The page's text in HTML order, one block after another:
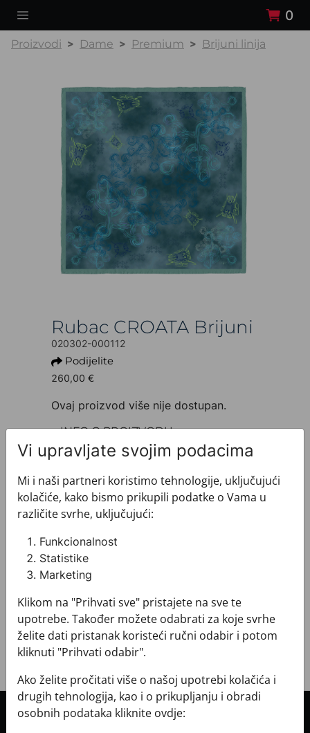
0
Proizvodi Dame Premium Brijuni linija
Rubac CROATA Brijuni
020302-000112
Podijelite
260,00 €
Ovaj proizvod više nije dostupan.
+ INFO O PROIZVODU
Dezen: Tematski
Model: Limitirana serija
Motiv: Pleter
Proizvod: Rubac
Veličina: 135 x 135 cm
Brand: CROATA
Sirovinski sastav : Svila 100%
+ MATERIJAL I ODRŽAVANJE
+ DOSTAVA
+ POVRATI I ZAMJENE
INFORMACIJE O KUPNJI
Vi upravljate svojim podacima
Mi i naši partneri koristimo tehnologije, uključujući
kolačiće, kako bismo prikupili podatke o Vama u
različite svrhe, uključujući:
Funkcionalnost
Statistike
Marketing
Klikom na "Prihvati sve" pristajete na sve te
upotrebe. Također možete odabrati za koje svrhe
želite dati pristanak koristeći ručni odabir i potom
kliknuti "Prihvati odabir".
Ako želite pročitati više o našoj upotrebi kolačića i
drugih tehnologija, kao i o prikupljanju i obradi
osobnih podataka kliknite ovdje: